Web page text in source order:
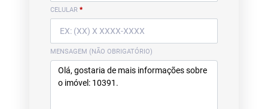
CELULAR *
MENSAGEM (NÃO OBRIGATÓRIO)